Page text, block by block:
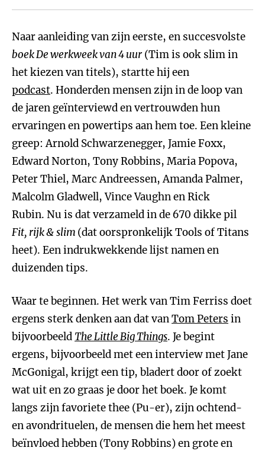
Naar aanleiding van zijn eerste, en succesvolste
boek De werkweek van 4 uur(Tim is ook slim in
het kiezen van titels), startte hij een
podcast. Honderden mensen zijn in de loop van
de jaren geïnterviewd en vertrouwden hun
ervaringen en powertips aan hem toe. Een kleine
greep: Arnold Schwarzenegger, Jamie Foxx,
Edward Norton, Tony Robbins, Maria Popova,
Peter Thiel, Marc Andreessen, Amanda Palmer,
Malcolm Gladwell, Vince Vaughn en Rick
Rubin. Nu is dat verzameld in de 670 dikke pil
Fit, rijk & slim (dat oorspronkelijk Tools of Titans
heet). Een indrukwekkende lijst namen en
duizenden tips.
Waar te beginnen. Het werk van Tim Ferriss doet
ergens sterk denken aan dat vanTom Peters in
bijvoorbeeld The Little Big Things. Je begint
ergens, bijvoorbeeld met een interview met Jane
McGonigal, krijgt een tip, bladert door of zoekt
wat uit en zo graas je door het boek. Je komt
langs zijn favoriete thee (Pu-er), zijn ochtend-
en avondrituelen, de mensen die hem het meest
beïnvloed hebben (Tony Robbins) en grote en